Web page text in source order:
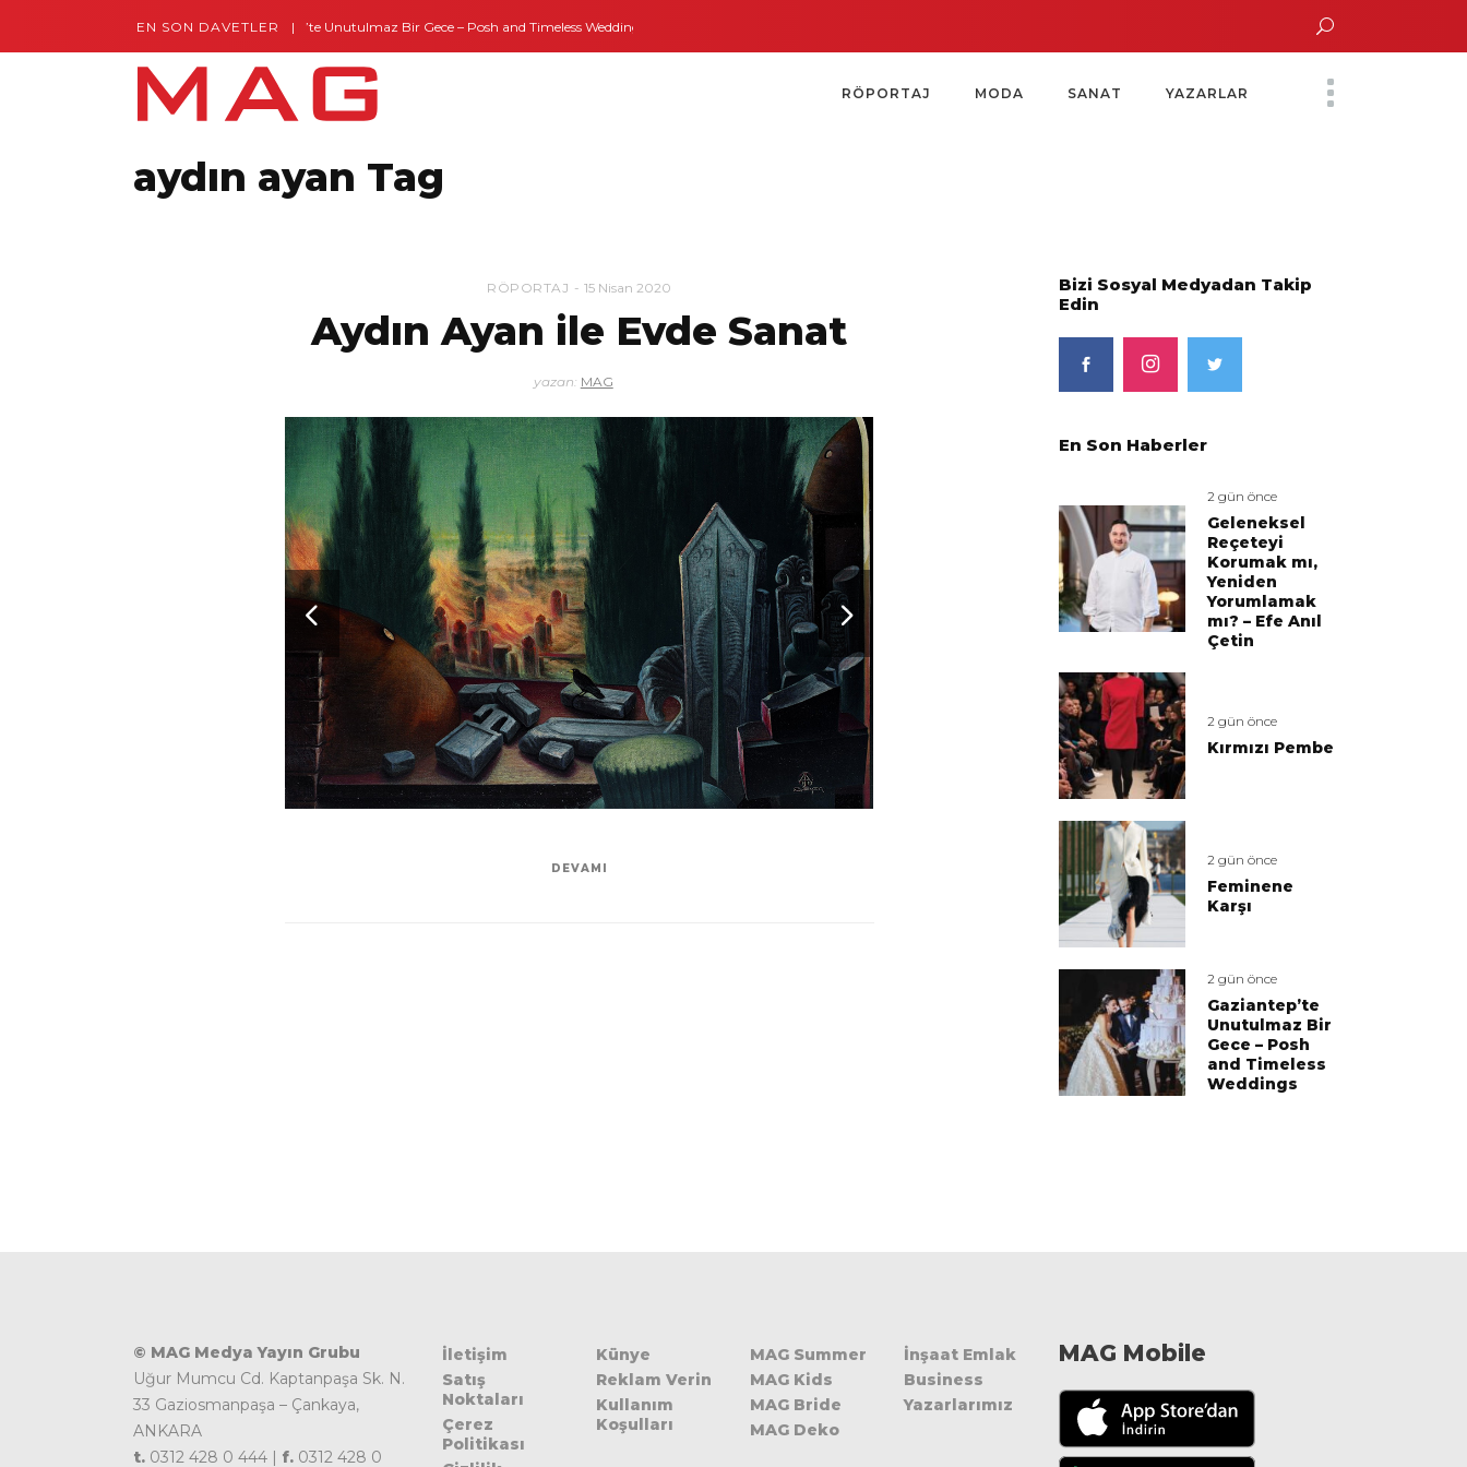
EN SON DAVETLERGaziantep’te Unutulmaz Bir Gece – Posh and Timeless Weddings Yoko Ono Sergisi Özel Bir Davetle Açıldı
RÖPORTAJ MODA SANAT YAZARLAR
aydın ayan Tag
RÖPORTAJ 15 Nisan 2020
Aydın Ayan ile Evde Sanat
yazan: MAG
DEVAMI
Bizi Sosyal Medyadan Takip
Edin
En Son Haberler
2 gün önce
Geleneksel
Reçeteyi
Korumak mı,
Yeniden
Yorumlamak
mı? – Efe Anıl
Çetin
2 gün önce
Kırmızı Pembe
2 gün önce
Feminene
Karşı
2 gün önce
Gaziantep’te
Unutulmaz Bir
Gece – Posh
and Timeless
Weddings
© MAG Medya Yayın Grubu
Uğur Mumcu Cd. Kaptanpaşa Sk. N.
33 Gaziosmanpaşa – Çankaya,
ANKARA
t. 0312 428 0 444 | f. 0312 428 0
İletişim
Satış
Noktaları
Çerez
Politikası
Künye
Reklam Verin
Kullanım
Koşulları
MAG Summer
MAG Kids
MAG Bride
MAG Deko
İnşaat Emlak
Business
Yazarlarımız
MAG Mobile